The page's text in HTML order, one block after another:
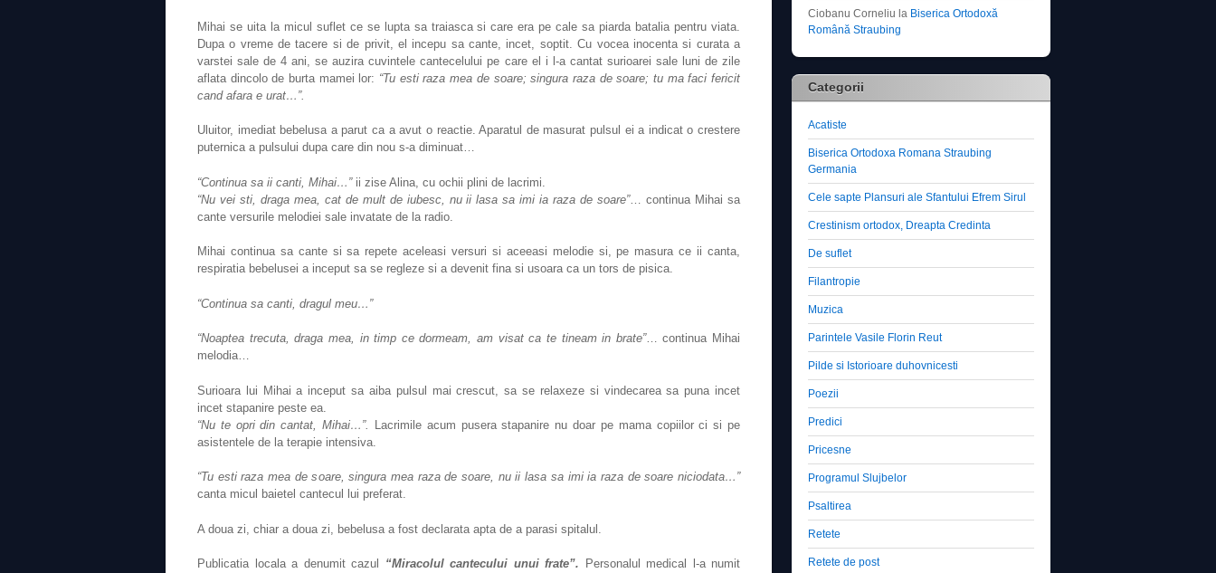
Mihai se uita la micul suflet ce se lupta sa traiasca si care era pe cale sa piarda batalia pentru viata.
Dupa o vreme de tacere si de privit, el incepu sa cante, incet, soptit. Cu vocea inocenta si curata a
varstei sale de 4 ani, se auzira cuvintele cantecelului pe care el i l-a cantat surioarei sale luni de zile
aflata dincolo de burta mamei lor: “Tu esti raza mea de soare; singura raza de soare; tu ma faci fericit
cand afara e urat…”.
Uluitor, imediat bebelusa a parut ca a avut o reactie. Aparatul de masurat pulsul ei a indicat o crestere
puternica a pulsului dupa care din nou s-a diminuat…
“Continua sa ii canti, Mihai…”ii zise Alina, cu ochii plini de lacrimi.
“Nu vei sti, draga mea, cat de mult de iubesc, nu ii lasa sa imi ia raza de soare”… continua Mihai sa
cante versurile melodiei sale invatate de la radio.
Mihai continua sa cante si sa repete aceleasi versuri si aceeasi melodie si, pe masura ce ii canta,
respiratia bebelusei a inceput sa se regleze si a devenit fina si usoara ca un tors de pisica.
“Continua sa canti, dragul meu…”
“Noaptea trecuta, draga mea, in timp ce dormeam, am visat ca te tineam in brate”… continua Mihai
melodia…
Surioara lui Mihai a inceput sa aiba pulsul mai crescut, sa se relaxeze si vindecarea sa puna incet
incet stapanire peste ea.
“Nu te opri din cantat, Mihai…”.
Lacrimile acum pusera stapanire nu doar pe mama copiilor ci si pe
asistentele de la terapie intensiva.
“Tu esti raza mea de soare, singura mea raza de soare, nu ii lasa sa imi ia raza de soare niciodata…”
canta micul baietel cantecul lui preferat.
A doua zi, chiar a doua zi, bebelusa a fost declarata apta de a parasi spitalul.
Publicatia locala a denumit cazul “Miracolul cantecului unui frate”. Personalul medical l-a numit
Ciobanu Corneliu la Biserica Ortodoxă
Română Straubing
Categorii
Acatiste
Biserica Ortodoxa Romana Straubing
Germania
Cele sapte Plansuri ale Sfantului Efrem Sirul
Crestinism ortodox, Dreapta Credinta
De suflet
Filantropie
Muzica
Parintele Vasile Florin Reut
Pilde si Istorioare duhovnicesti
Poezii
Predici
Pricesne
Programul Slujbelor
Psaltirea
Retete
Retete de post